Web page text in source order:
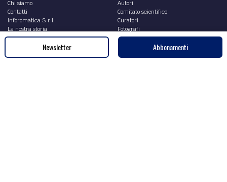
Newsletter Abbonamenti